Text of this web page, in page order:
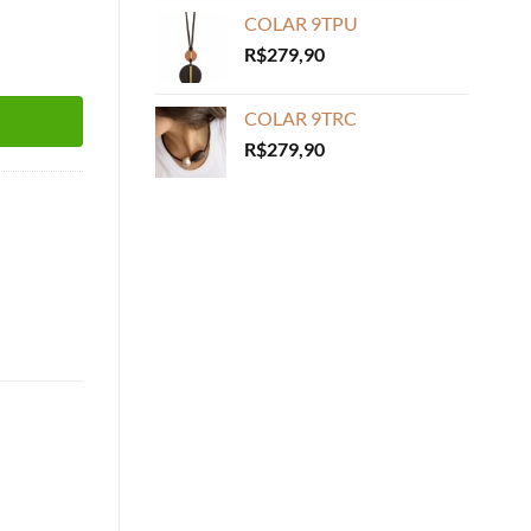
COLAR 9TPU
R$279,90
COLAR 9TRC
R$279,90